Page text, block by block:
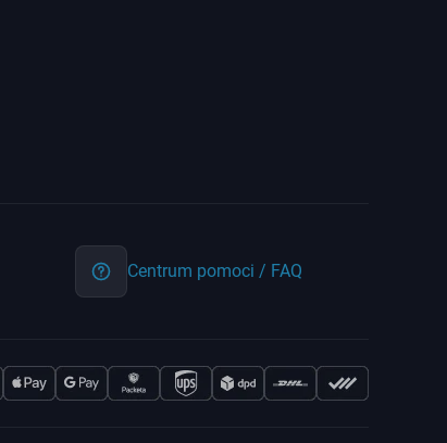
Centrum pomoci / FAQ